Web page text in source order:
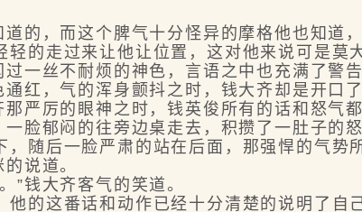
，而这个脾气十分怪异的摩格他也知道
的走过来让他让位置，这对他来说可是莫
丝不耐烦的神色，言语之中也充满了警告
，气的浑身颤抖之时，钱大齐却是开口了
厉的眼神之时，钱英俊所有的话和怒气都
郁闷的往旁边桌走去，积攒了一肚子的怒
后一脸严肃的站在后面，那强悍的气势
说道。
钱大齐客气的笑道。
这番话和动作已经十分清楚的说明了自